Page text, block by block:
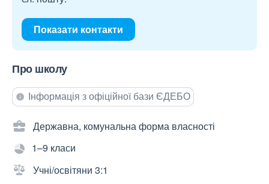
Показати контакти
Про школу
Інформація з офіційної бази ЄДЕБО
Державна, комунальна форма власності
1–9 класи
Учні/освітяни 3:1